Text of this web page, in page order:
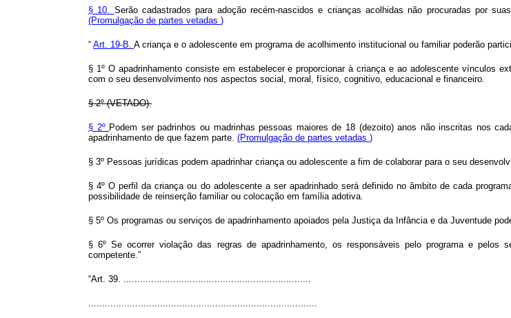
§ 10. Serão cadastrados para adoção recém-nascidos e crianças acolhidas não procuradas por
(Promulgação de partes vetadas )
“ Art. 19-B. A criança e o adolescente em programa de acolhimento institucional ou familiar poderão
§ 1º O apadrinhamento consiste em estabelecer e proporcionar à criança e ao adolescente vínculos
com o seu desenvolvimento nos aspectos social, moral, físico, cognitivo, educacional e financeiro.
§ 2º (VETADO).
§ 2º Podem ser padrinhos ou madrinhas pessoas maiores de 18 (dezoito) anos não inscritas nos
apadrinhamento de que fazem parte. (Promulgação de partes vetadas )
§ 3º Pessoas jurídicas podem apadrinhar criança ou adolescente a fim de colaborar para o seu
§ 4º O perfil da criança ou do adolescente a ser apadrinhado será definido no âmbito de cada
possibilidade de reinserção familiar ou colocação em família adotiva.
§ 5º Os programas ou serviços de apadrinhamento apoiados pela Justiça da Infância e da Juventude
§ 6º Se ocorrer violação das regras de apadrinhamento, os responsáveis pelo programa e pelos
competente.”
“Art. 39. ....................................................................
...................................................................................